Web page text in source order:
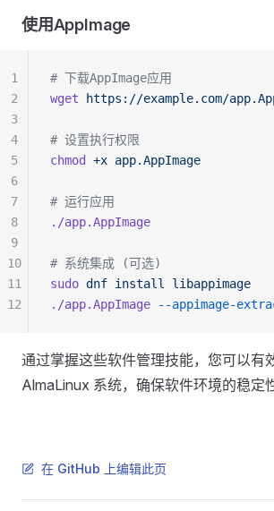
使用AppImage
# 下载AppImage应用
wget https://example.com/
# 设置执行权限
chmod
+x app.AppImage
# 运行应用
./app.AppImage
# 系统集成 (可选)
sudo dnf install
libappimage
./app.AppImage --appimage-
1
2
3
4
5
6
7
8
9
10
11
12
通过掌握这些软件管理技能，您可以有
AlmaLinux 系统，确保软件环境的稳定
在 GitHub 上编辑此页